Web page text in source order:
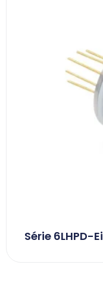
Série 6LHPD-Ei